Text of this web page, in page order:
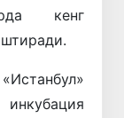
кенг
инкубация